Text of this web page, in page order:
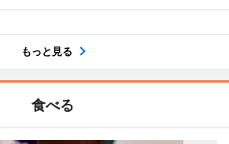
もっと見る
食べる